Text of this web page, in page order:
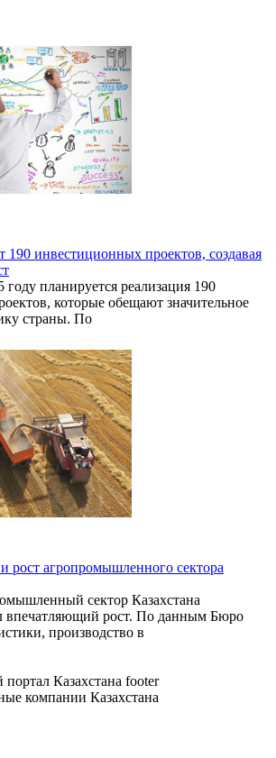
190 инвестиционных проектов, создавая
году планируется реализация 190
которые обещают значительное
страны. По
рост агропромышленного сектора
сектор Казахстана
впечатляющий рост. По данным Бюро
производство в
компании Казахстана